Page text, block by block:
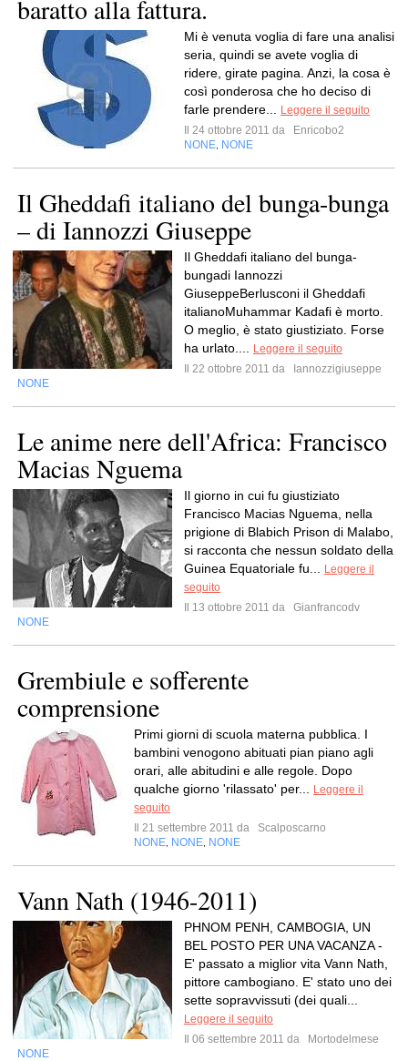
baratto alla fattura.
Mi è venuta voglia di fare una analisi
seria, quindi se avete voglia di
ridere, girate pagina. Anzi, la cosa è
così ponderosa che ho deciso di
farle prendere...
Leggere il seguito
Il 24 ottobre 2011 da
Enricobo2
NONE NONE
Il Gheddafi italiano del bunga-bunga
– di Iannozzi Giuseppe
Il Gheddafi italiano del bunga-
bungadi Iannozzi
GiuseppeBerlusconi il Gheddafi
italianoMuhammar Kadafi è morto.
O meglio, è stato giustiziato. Forse
ha urlato....
Leggere il seguito
Il 22 ottobre 2011 da
Iannozzigiuseppe
NONE
Le anime nere dell'Africa: Francisco
Macias Nguema
Il giorno in cui fu giustiziato
Francisco Macias Nguema, nella
prigione di Blabich Prison di Malabo,
si racconta che nessun soldato della
Guinea Equatoriale fu...
Leggere il
seguito
Il 13 ottobre 2011 da
Gianfrancodv
NONE
Grembiule e sofferente
comprensione
Primi giorni di scuola materna pubblica. I
bambini venogono abituati pian piano agli
orari, alle abitudini e alle regole. Dopo
qualche giorno 'rilassato' per...
Leggere il
seguito
Il 21 settembre 2011 da
Scalposcarno
NONE NONE NONE
Vann Nath (1946-2011)
PHNOM PENH, CAMBOGIA, UN
BEL POSTO PER UNA VACANZA -
E' passato a miglior vita Vann Nath,
pittore cambogiano. E' stato uno dei
sette sopravvissuti (dei quali...
Leggere il seguito
Il 06 settembre 2011 da
Mortodelmese
NONE